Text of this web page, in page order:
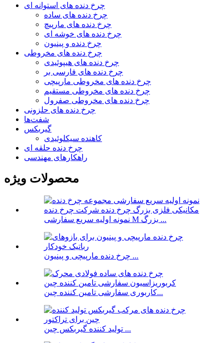
چرخ دنده های استوانه ای
چرخ دنده های ساده
چرخ دنده های مارپیچ
چرخ دنده های خوشه ای
چرخ دنده و پینیون
چرخ دنده های مخروطی
چرخ دنده های هیپوئیدی
چرخ دنده های فارسی بر
چرخ دنده های مخروطی مارپیچی
چرخ دنده های مخروطی مستقیم
چرخ دنده های مخروطی صفرول
چرخ دنده های حلزونی
شفت‌ها
گیربکس
کاهنده سیکلوئیدی
چرخ دنده حلقه ای
راهکارهای مهندسی
محصولات ویژه
نمونه اولیه سریع سفارشی M بزرگ ...
چرخ دنده مارپیچی و پینیون ...
کاربوری سفارشی تامین کننده چین...
تولید کننده گیربکس چین ...